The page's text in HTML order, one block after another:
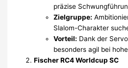
präzise
Zielgruppe:
Slalom-Charakter
Vorteil: Dank der
besonders agil bei
Fischer RC4 Worldcup SC